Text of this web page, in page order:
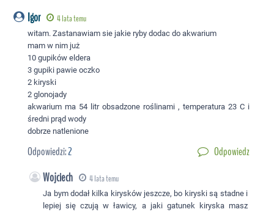
Igor 4 lata temu
witam. Zastanawiam sie jakie ryby dodac do akwarium
mam w nim już
10 gupików eldera
3 gupiki pawie oczko
2 kiryski
2 glonojady
akwarium ma 54 litr obsadzone roślinami , temperatura 23 C i
średni prąd wody
dobrze natlenione
Odpowiedzi:2 Odpowiedz
Wojciech 4 lata temu
Ja bym dodał kilka kirysków jeszcze, bo kiryski są stadne i
lepiej się czują w ławicy, a jaki gatunek kiryska masz